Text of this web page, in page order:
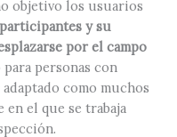
objetivo los usuarios
y su
por el campo
personas con
como muchos
el que se trabaja